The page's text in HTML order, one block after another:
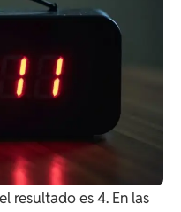
resultado es 4. En las